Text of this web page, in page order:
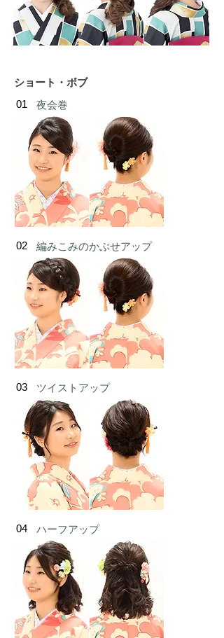
ショート・ボブ
01
夜会巻
02 編みこみのかぶせアップ
03 ツイストアップ
04 ハーフアップ